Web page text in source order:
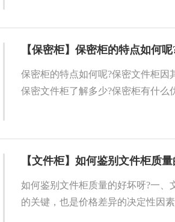
【保密柜】保密柜的特点如何呢
保密柜的特点如何呢?保密文件柜
保密文件柜了解多少?保密柜有什么
【文件柜】如何鉴别文件柜质
如何鉴别文件柜质量的好坏呀?一
的关键，也是价格差异的决定性因